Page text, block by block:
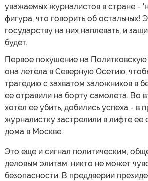
уважаемых журналистов в стране -
фигура, что говорить об остальных!
государству на них наплевать, и
будет.
Первое покушение на Политковскую
она летела в Северную Осетию,
трагедию с захватом заложников в
ее отравили на борту самолета. Во
хотел ее убить, добились успеха - в
журналистку застрелили в лифте ее
дома в Москве.
Это еще и сигнал политическим,
деловым элитам: никто не может
безопасности. В преддверии